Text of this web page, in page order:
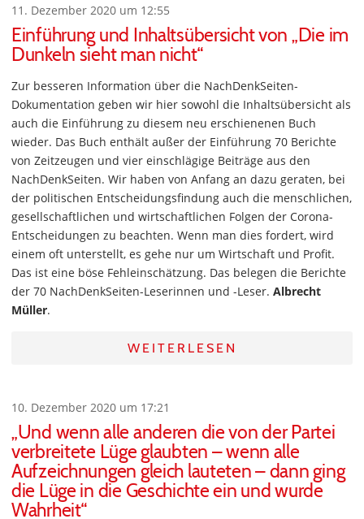
11. Dezember 2020 um 12:55
Einführung und Inhaltsübersicht von „Die im
Dunkeln sieht man nicht“
Zur besseren Information über die NachDenkSeiten-
Dokumentation geben wir hier sowohl die Inhaltsübersicht als
auch die Einführung zu diesem neu erschienenen Buch
wieder. Das Buch enthält außer der Einführung 70 Berichte
von Zeitzeugen und vier einschlägige Beiträge aus den
NachDenkSeiten. Wir haben von Anfang an dazu geraten, bei
der politischen Entscheidungsfindung auch die menschlichen,
gesellschaftlichen und wirtschaftlichen Folgen der Corona-
Entscheidungen zu beachten. Wenn man dies fordert, wird
einem oft unterstellt, es gehe nur um Wirtschaft und Profit.
Das ist eine böse Fehleinschätzung. Das belegen die Berichte
der 70 NachDenkSeiten-Leserinnen und -Leser. Albrecht
Müller.
WEITERLESEN
10. Dezember 2020 um 17:21
„Und wenn alle anderen die von der Partei
verbreitete Lüge glaubten – wenn alle
Aufzeichnungen gleich lauteten – dann ging
die Lüge in die Geschichte ein und wurde
Wahrheit“